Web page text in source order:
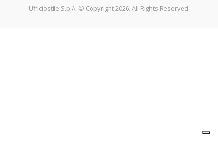
Ufficiostile S.p.A. © Copyright 2026. All Rights Reserved.